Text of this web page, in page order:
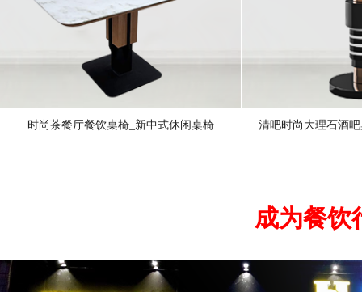
时尚茶餐厅餐饮桌椅_新中式休闲桌椅 清吧时尚大理石酒
成为餐饮